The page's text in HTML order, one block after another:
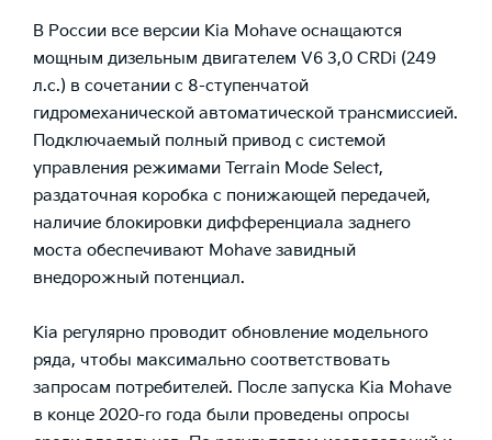
В России все версии Kia Mohave оснащаются
мощным дизельным двигателем V6 3,0 CRDi (249
л.с.) в сочетании с 8-ступенчатой
гидромеханической автоматической трансмиссией.
Подключаемый полный привод с системой
управления режимами Terrain Mode Select,
раздаточная коробка с понижающей передачей,
наличие блокировки дифференциала заднего
моста обеспечивают Mohave завидный
внедорожный потенциал.
Kia регулярно проводит обновление модельного
ряда, чтобы максимально соответствовать
запросам потребителей. После запуска Kia Mohave
в конце 2020-го года были проведены опросы